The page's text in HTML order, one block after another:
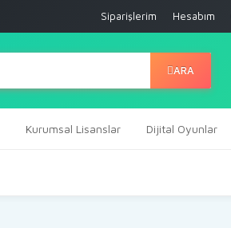
Siparişlerim Hesabım
ARA
Kurumsal Lisanslar Dijital Oyunlar